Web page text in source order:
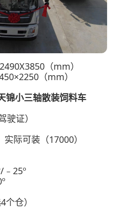
（mm）
（mm）
锦小三轴散装饲料车
驶证）
际可装（17000）
﹣25º
仓）